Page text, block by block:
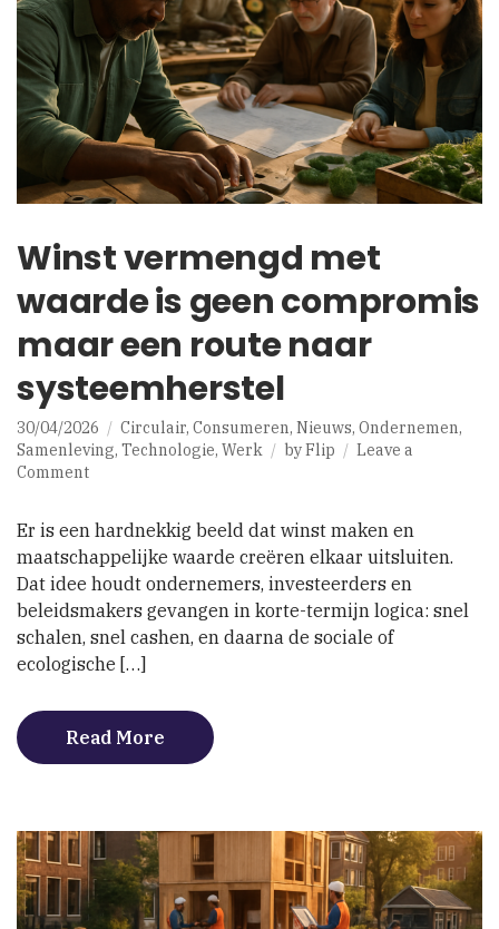
Winst vermengd met
waarde is geen compromis
maar een route naar
systeemherstel
30/04/2026 Circulair, Consumeren, Nieuws, Ondernemen,
Samenleving, Technologie, Werk byFlip
Leave a
Commenton
met
waarde
is
geen
compromis
maar
een
naar
systeemherstel
Er is een hardnekkig beeld dat winst maken en
maatschappelijke waarde creëren elkaar uitsluiten.
Dat idee houdt ondernemers, investeerders en
beleidsmakers gevangen in korte-termijn logica: snel
schalen, snel cashen, en daarna de sociale of
ecologische […]
Read More